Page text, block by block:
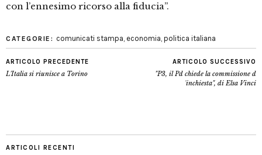
con l’ennesimo ricorso alla fiducia”.
CATEGORIE: comunicati stampa, economia, politica italiana
ARTICOLO PRECEDENTE
L'Italia si riunisce a Torino
ARTICOLO SUCCESSIVO
"P3, il Pd chiede la commissione d
´inchiesta", di Elsa Vinci
ARTICOLI RECENTI